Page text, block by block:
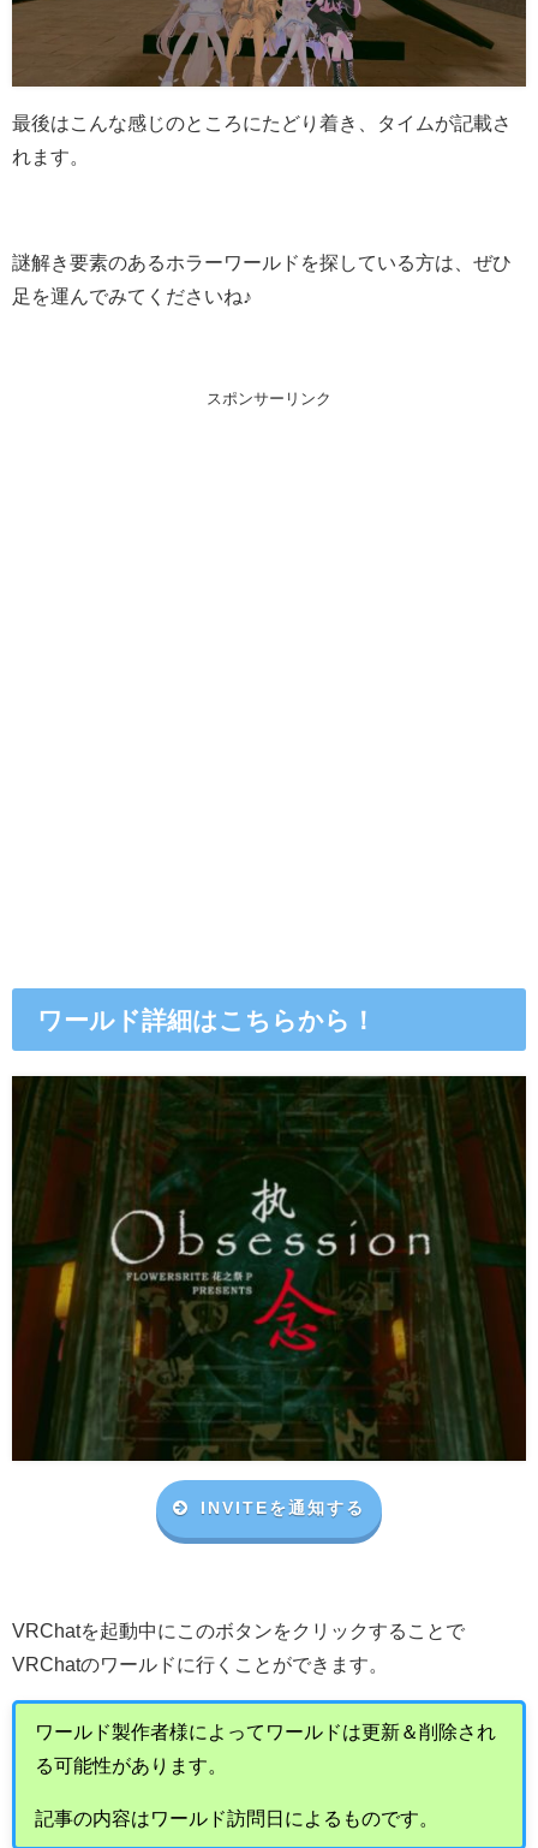
最後はこんな感じのところにたどり着き、タイムが記載さ
れます。
謎解き要素のあるホラーワールドを探している方は、ぜひ
足を運んでみてくださいね♪
スポンサーリンク
ワールド詳細はこちらから！
INVITEを通知する
VRChatを起動中にこのボタンをクリックすることで
VRChatのワールドに行くことができます。
ワールド製作者様によってワールドは更新＆削除され
る可能性があります。
記事の内容はワールド訪問日によるものです。